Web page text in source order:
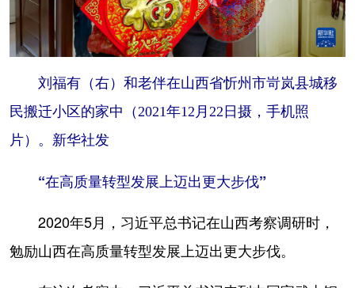
刘福有（右）和老伴在山西省忻州市岢岚县城移
民搬迁小区的家中（2021年12月22日摄，手机照
片）。新华社发
“在高质量转型发展上迈出更大步伐”
2020年5月，习近平总书记在山西考察调研时，
勉励山西在高质量转型发展上迈出更大步伐。